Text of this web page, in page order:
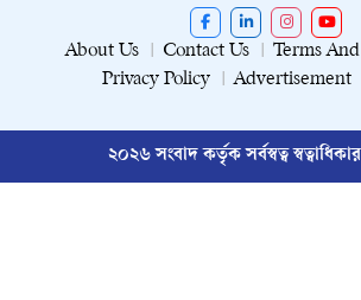
About Us Contact Us
Terms
Privacy Policy
Advertisement
২০২৬ সংবাদ কর্তৃক সর্বস্বত্ব